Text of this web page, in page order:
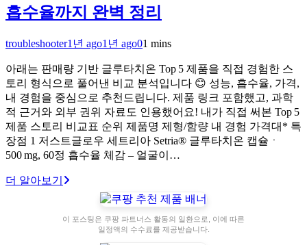
흡수율까지 완벽 정리
troubleshooter1년 ago1년 ago01 mins
아래는 판매량 기반 글루타치온 Top 5 제품을 직접 경험한 스
토리 형식으로 풀어낸 비교 분석입니다 😊 성능, 흡수율, 가격,
내 경험을 중심으로 추천드립니다. 제품 링크 포함했고, 과학
적 근거와 외부 권위 자료도 인용했어요! 내가 직접 써본 Top 5
제품 스토리 비교표 순위 제품명 제형/함량 내 경험 가격대* 특
장점 1 저스트글로우 세트리아 Setria® 글루타치온 캡슐ㆍ
500 mg, 60정 흡수율 체감 – 얼굴이…
더 알아보기
이 포스팅은 쿠팡 파트너스 활동의 일환으로, 이에 따른
일정액의 수수료를 제공받습니다.